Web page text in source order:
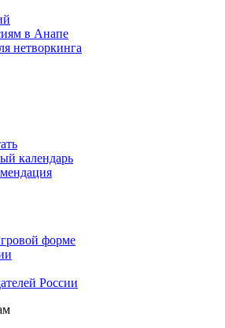
в Анапе
нетворкинга
календарь
форме
России